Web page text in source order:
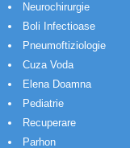
Neurochirurgie
Boli Infectioase
Pneumoftiziologie
Cuza Voda
Elena Doamna
Pediatrie
Recuperare
Parhon